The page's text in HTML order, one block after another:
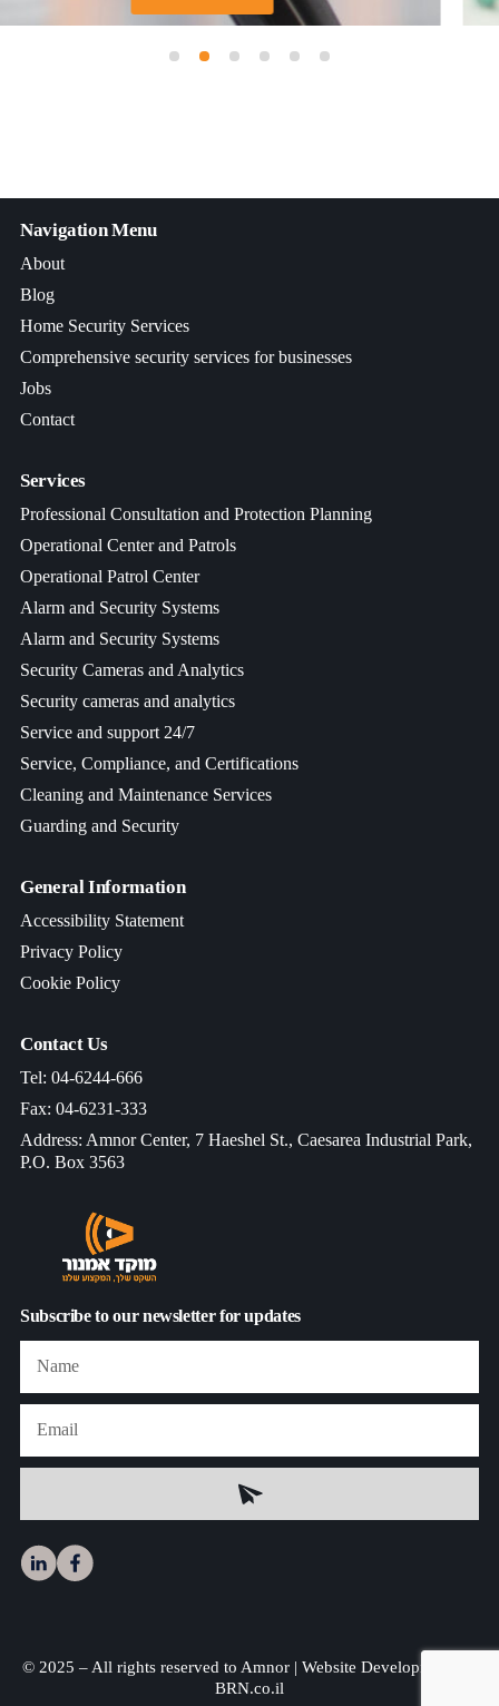
3 4 5 6
Navigation Menu
About
Blog
Home Security Services
Comprehensive security services for businesses
Jobs
Contact
Services
Professional Consultation and Protection Planning
Operational Center and Patrols
Operational Patrol Center
Alarm and Security Systems
Alarm and Security Systems
Security Cameras and Analytics
Security cameras and analytics
Service and support 24/7
Service, Compliance, and Certifications
Cleaning and Maintenance Services
Guarding and Security
General Information
Accessibility Statement
Privacy Policy
Cookie Policy
Contact Us
Tel: 04-6244-666
Fax: 04-6231-333
Address: Amnor Center, 7 Haeshel St., Caesarea Industrial Park,
P.O. Box 3563
Subscribe to our newsletter for updates
© 2025 – All rights reserved to Amnor | Website Development by
BRN.co.il